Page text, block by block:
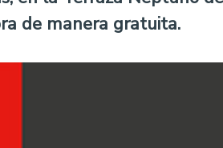
de manera gratuita.